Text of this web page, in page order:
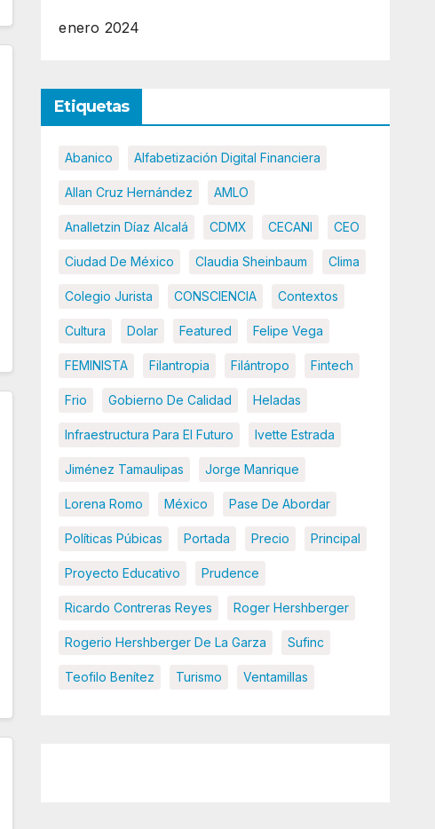
enero 2024
Etiquetas
Abanico Alfabetización Digital Financiera
Allan Cruz Hernández AMLO
Analletzin Díaz Alcalá CDMX CECANI CEO
Ciudad De México Claudia Sheinbaum Clima
Colegio Jurista CONSCIENCIA Contextos
Cultura Dolar Featured Felipe Vega
FEMINISTA Filantropia Filántropo Fintech
Frio Gobierno De Calidad Heladas
Infraestructura Para El Futuro Ivette Estrada
Jiménez Tamaulipas Jorge Manrique
Lorena Romo México Pase De Abordar
Políticas Púbicas Portada Precio Principal
Proyecto Educativo Prudence
Ricardo Contreras Reyes Roger Hershberger
Rogerio Hershberger De La Garza Sufinc
Teofilo Benítez Turismo Ventamillas